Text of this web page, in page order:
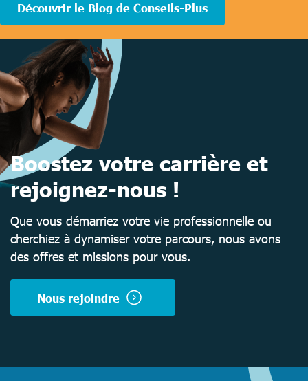
Découvrir le Blog de Conseils-Plus
Boostez votre carrière et
rejoignez-nous !
Que vous démarriez votre vie professionnelle ou
cherchiez à dynamiser votre parcours, nous avons
des offres et missions pour vous.
Nous rejoindre